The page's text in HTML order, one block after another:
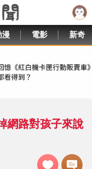
漫 電影 新奇
網路對孩子來說